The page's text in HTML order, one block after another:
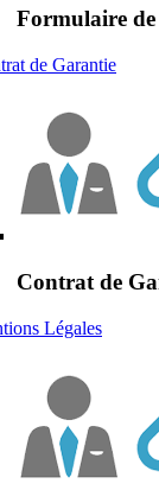
Formulaire
de Garantie
Contrat de
Légales